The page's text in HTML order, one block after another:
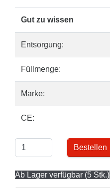
Gut zu wissen
Entsorgung:
Füllmenge:
Marke:
CE:
Bestellen
Ab Lager verfügbar (5 Stk.)